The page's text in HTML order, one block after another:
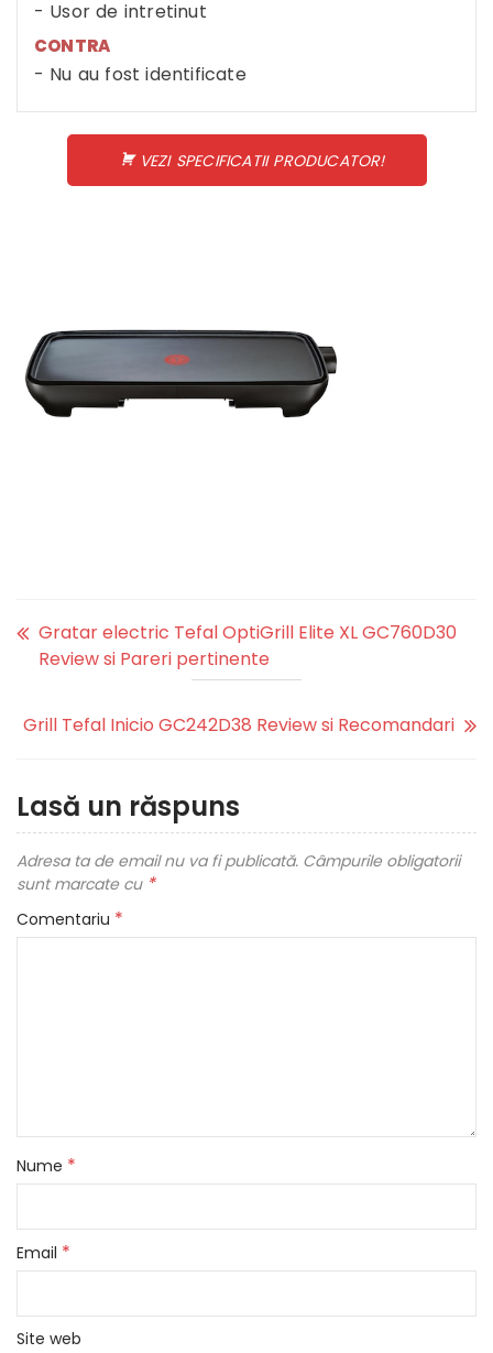
Usor de intretinut
CONTRA
Nu au fost identificate
VEZI SPECIFICATII PRODUCATOR!
Gratar electric Tefal OptiGrill Elite XL GC760D30
Review si Pareri pertinente
Grill Tefal Inicio GC242D38 Review si Recomandari
Lasă un răspuns
Adresa ta de email nu va fi publicată. Câmpurile obligatorii
sunt marcate cu *
Comentariu *
Nume *
Email *
Site web